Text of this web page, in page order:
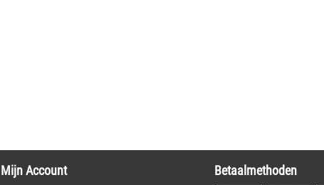
Mijn Account
Betaalmethoden